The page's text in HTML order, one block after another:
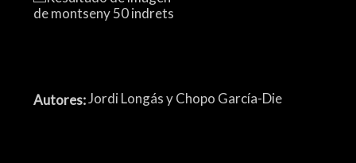
Autores:Jordi Longás y Chopo García-Die